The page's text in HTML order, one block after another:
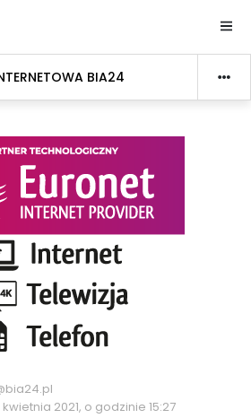
BIA24
2021, o godzinie 15:27